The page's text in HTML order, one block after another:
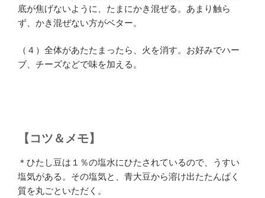
底が焦げないように、たまにかき混ぜる。あまり触ら
ず、かき混ぜない方がベター。
（４）全体があたたまったら、火を消す。お好みでハー
ブ、チーズなどで味を加える。
【コツ＆メモ】
＊ひたし豆は１％の塩水にひたされているので、うすい
塩気がある。その塩気と、青大豆から溶け出たたんぱく
質を丸ごといただく。